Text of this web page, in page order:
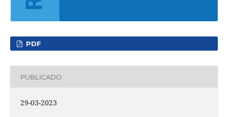
PDF
PUBLICADO
29-03-2023